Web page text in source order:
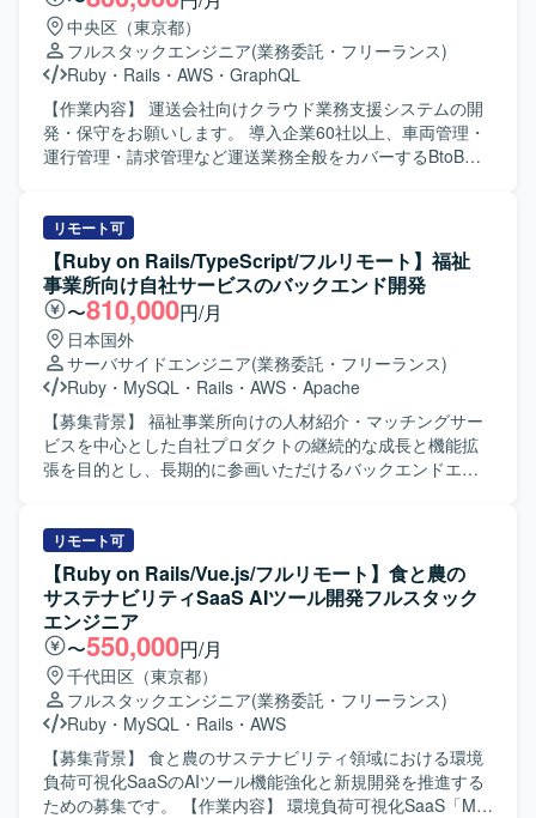
中央区（東京都）
フルスタックエンジニア(業務委託・フリーランス)
Ruby ・ Rails ・ AWS ・ GraphQL
【作業内容】 運送会社向けクラウド業務支援システムの開
発・保守をお願いします。 導入企業60社以上、車両管理・
運行管理・請求管理など運送業務全般をカバーするBtoB
す。 既存機能の改善・バグ修正を行います。 コードレビュ
ー、テスト整備を行います。 PMI（事業譲渡後の統合）に
伴うシステム改善を行います。 【開発環境】 フレームワー
ク : Ruby 3.2 / Rails 7.1 フロントエンド : React 18 /
TypeScript 5.1 / Apollo Client (GraphQL) デザインツール：
Figma など データベース : Amazon RDS インフラ : AWS
(ECS) バージョン管理 : Git/GitHub コミュニケーション/タ
スク管理 : Slack, Google Meet, Notion を利用しています。
リモート可
【Ruby on Rails/TypeScript/フルリモート】福祉
事業所向け自社サービスのバックエンド開発
〜810,000円/月
日本国外
サーバサイドエンジニア(業務委託・フリーランス)
Ruby ・ MySQL ・ Rails ・ AWS ・ Apache
【募集背景】 福祉事業所向けの人材紹介・マッチングサー
ビスを中心とした自社プロダクトの継続的な成長と機能拡
張を目的とし、長期的に参画いただけるバックエンドエン
開発をご担当いただきます。人材紹介・マッチングサービ
スの開発チームに所属し、インターネットサービスの顧客
価値向上を目的とした開発や、社内基幹業務システムの業
務生産性向上のための開発など、多岐にわたる開発案件に
携わっていただきます。 5年近い歴史のあるプロダクトのた
め、既存の開発基盤や組織風土をキャッチアップいただき
つつ、プロダクト開発に参画していただきます。 フルサイ
クル型のプロダクト開発現場として、数人月単位のプロジ
ェクトにおける要件定義〜設計〜実装〜テストまでの各工
程を、計画策定から一貫してご担当いただきます。 また、
アーキテクチャ選定やパフォーマンス改善などの技術的な
判断において、自ら根拠を持って意思決定し、若手メンバ
リモート可
【Ruby on Rails/Vue.js/フルリモート】食と農の
サステナビリティSaaS AIツール開発フルスタック
エンジニア
〜550,000円/月
千代田区（東京都）
フルスタックエンジニア(業務委託・フリーランス)
Ruby ・ MySQL ・ Rails ・ AWS
【募集背景】 食と農のサステナビリティ領域における環境
負荷可視化SaaSのAIツール機能強化と新規開発を推進する
ための募集です。 【作業内容】 環境負荷可視化SaaS「My